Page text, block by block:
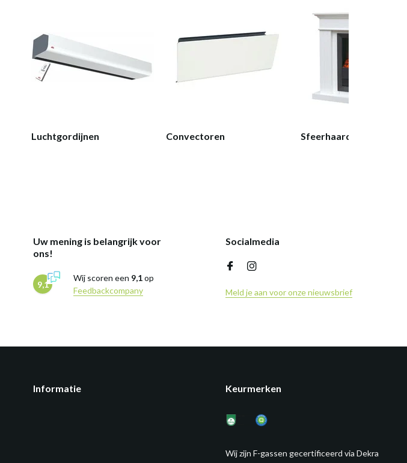
Luchtgordijnen Convectoren Sfeerhaarden
Uw mening is belangrijk voor
ons!
9,1
Wij scoren een 9,1op
Feedbackcompany
Socialmedia
Meld je aan voor onze nieuwsbrief
Informatie Keurmerken
Wij zijn F-gassen gecertificeerd via Dekra